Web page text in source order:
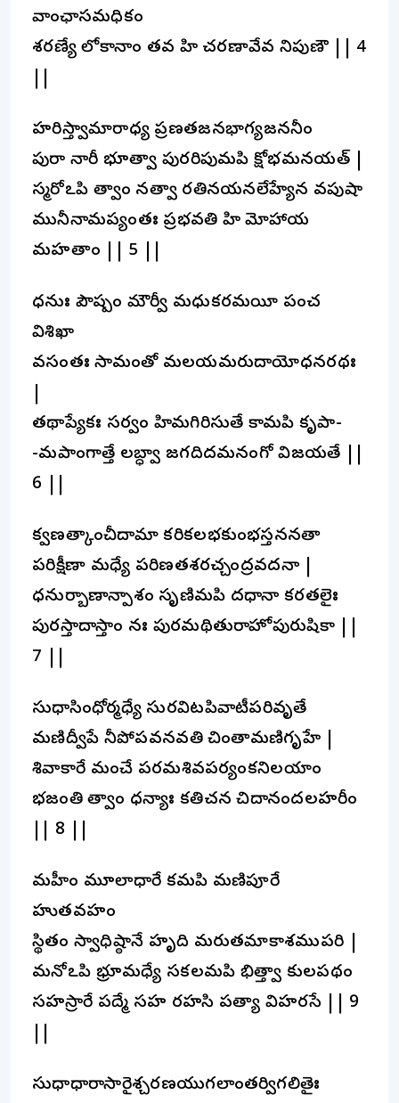
వాంఛాసమధికం
శరణ్యే లోకానాం తవ హి చరణావేవ నిపుణౌ || 4
హరిస్త్వామారాధ్య ప్రణతజనసౌభాగ్యజననీం
పురా నారీ భూత్వా పురరిపుమపి క్షోభమనయత్ |
స్మరోఽపి త్వాం నత్వా రతినయనలేహ్యేన వపుషా
మునీనామప్యంతః ప్రభవతి హి మోహాయ
మహతాం || 5 ||
ధనుః పౌష్పం మౌర్వీ మధుకరమయీ పంచ
విశిఖా
వసంతః సామంతో మలయమరుదాయోధనరథః
తథాప్యేకః సర్వం హిమగిరిసుతే కామపి కృపా-
-మపాంగాత్తే లబ్ధ్వా జగదిదమనంగో విజయతే ||
6 ||
క్వణత్కాంచీదామా కరికలభకుంభస్తననతా
పరిక్షీణా మధ్యే పరిణతశరచ్చంద్రవదనా |
ధనుర్బాణాన్పాశం సృణిమపి దధానా కరతలైః
పురస్తాదాస్తాం నః పురమథితురాహోపురుషికా ||
7 ||
సుధాసింధోర్మధ్యే సురవిటపివాటీపరివృతే
మణిద్వీపే నీపోపవనవతి చింతామణిగృహే |
శివాకారే మంచే పరమశివపర్యంకనిలయాం
భజంతి త్వాం ధన్యాః కతిచన చిదానందలహరీం
|| 8 ||
మహీం మూలాధారే కమపి మణిపూరే
హుతవహం
స్థితం స్వాధిష్ఠానే హృది మరుతమాకాశముపరి |
మనోఽపి భ్రూమధ్యే సకలమపి భిత్త్వా కులపథం
సహస్రారే పద్మే సహ రహసి పత్యా విహరసే || 9
సుధాధారాసారైశ్చరణయుగలాంతర్విగలితైః